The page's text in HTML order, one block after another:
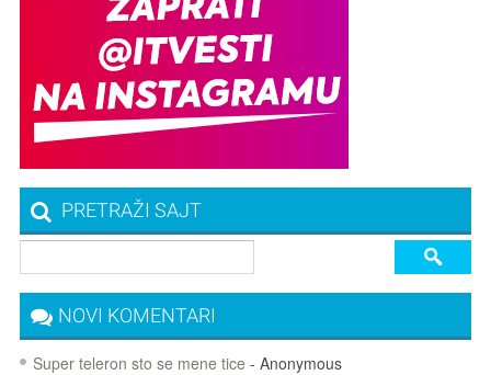
PRETRAŽI SAJT
NOVI KOMENTARI
Super teleron sto se mene tice - Anonymous